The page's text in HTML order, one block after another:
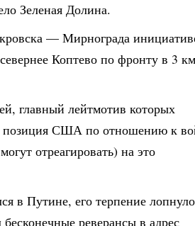
Зеленая Долина.
— Мирнограда
Коптево по фронту в 3 км
главный лейтмотив которых
позиция США по отношению к
отреагировать) на это
в Путине, его терпение
реверансы в адрес